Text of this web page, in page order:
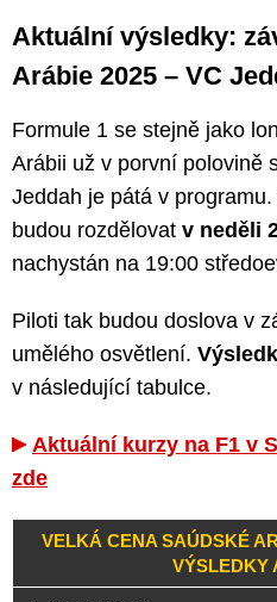
Aktuální výsledky:
Arábie 2025 – VC
Formule 1 se stejně jako
Arábii už v porvní polovině
Jeddah je pátá v
budou rozdělovat v neděli
nachystán na 19:00
Piloti tak budou doslova v
umělého osvětlení.
v následující tabulce.
Aktuální kurzy na F1 v
zde
VELKÁ CENA SAÚDSKÉ
VÝSLEDKY